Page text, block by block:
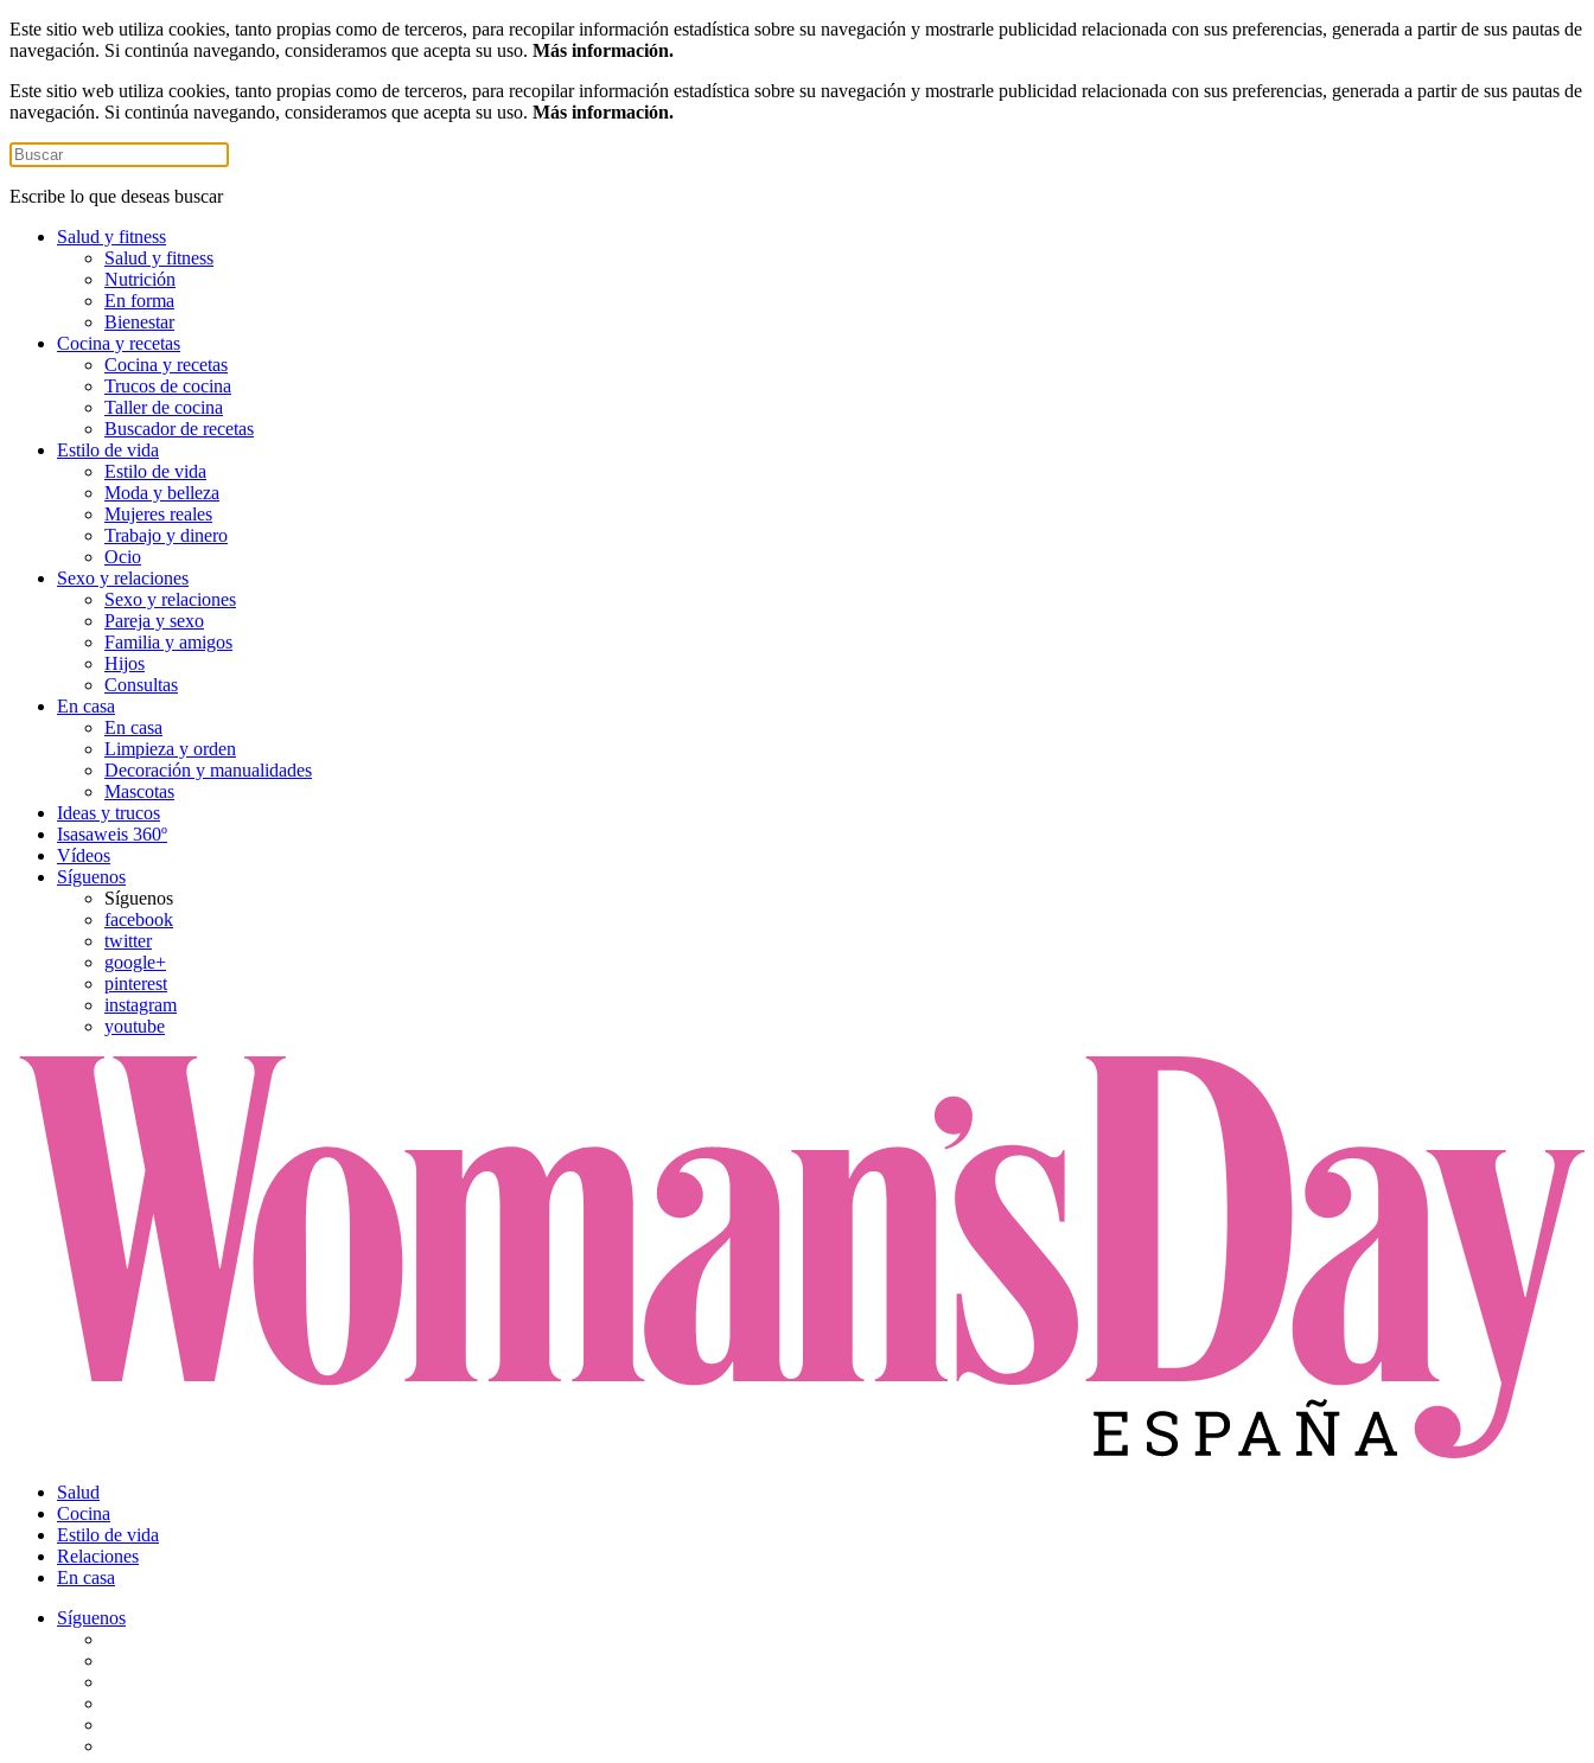
Este sitio web utiliza cookies, tanto propias como de terceros, para recopilar información estadística sobre su navegación y mostrarle publicidad relacionada con sus preferencias, generada a partir de sus pautas de
navegación. Si continúa navegando, consideramos que acepta su uso. Más información.
Este sitio web utiliza cookies, tanto propias como de terceros, para recopilar información estadística sobre su navegación y mostrarle publicidad relacionada con sus preferencias, generada a partir de sus pautas de
navegación. Si continúa navegando, consideramos que acepta su uso. Más información.
Escribe lo que deseas buscar
Salud y fitness
Salud y fitness
Nutrición
En forma
Bienestar
Cocina y recetas
Cocina y recetas
Trucos de cocina
Taller de cocina
Buscador de recetas
Estilo de vida
Estilo de vida
Moda y belleza
Mujeres reales
Trabajo y dinero
Ocio
Sexo y relaciones
Sexo y relaciones
Pareja y sexo
Familia y amigos
Hijos
Consultas
En casa
En casa
Limpieza y orden
Decoración y manualidades
Mascotas
Ideas y trucos
Isasaweis 360º
Vídeos
Síguenos
Síguenos
facebook
twitter
google+
pinterest
instagram
youtube
Salud
Cocina
Estilo de vida
Relaciones
En casa
Síguenos